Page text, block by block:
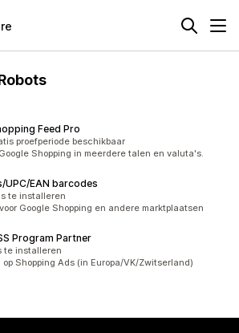
Feed Pro
totaal
proefperiode beschikbaar
Shopping in meerdere talen en valuta's.
UPC/EAN barcodes
totaal
te installeren
Google Shopping en andere marktplaatsen
Program Partner
te installeren
op Shopping Ads (in Europa/VK/Zwitserland)